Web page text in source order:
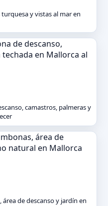
y vistas al mar en
camastros, palmeras y
de descanso y jardín en